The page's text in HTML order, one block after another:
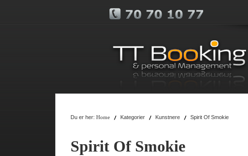
Du er her: Home Kategorier Kunstnere Spirit Of Smokie
Spirit Of Smokie